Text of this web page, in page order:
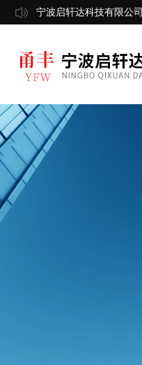
宁波启轩达科技有限公司